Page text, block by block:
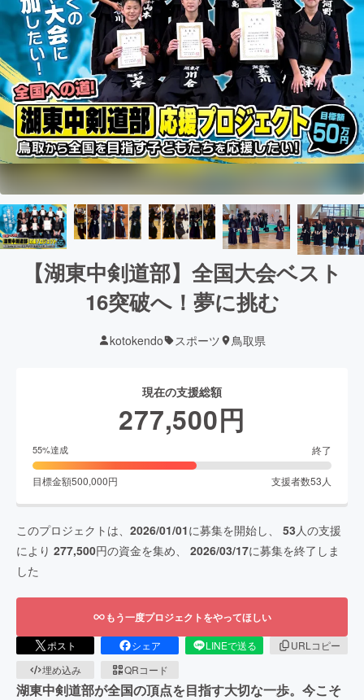
【湖東中剣道部】全国大会ベスト
16突破へ！夢に挑む
kotokendo スポーツ 鳥取県
現在の支援総額
277,500円
55%達成 終了
目標金額500,000円 支援者数53 人
このプロジェクトは、 2026/01/01に募集を開始し、 53 人の支援
により 277,500円の資金を集め、 2026/03/17に募集を終了しま
した
もう一度プロジェクトをやってほしい
ポスト シェア LINEで送る
URLコピー
埋め込み
QRコード
湖東中剣道部が全国の頂点を目指す大切な一歩。今こそ